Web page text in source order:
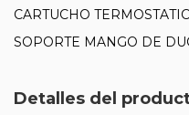
CARTUCHO
SOPORTE MANGO DE
Detalles del